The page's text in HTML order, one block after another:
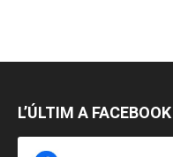
L’ÚLTIM A FACEBOOK